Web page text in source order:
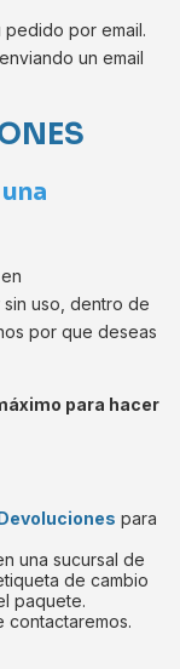
pedido por email.
un email
uso, dentro de
por que deseas
para hacer
para
una sucursal de
de cambio
paquete.
contactaremos.